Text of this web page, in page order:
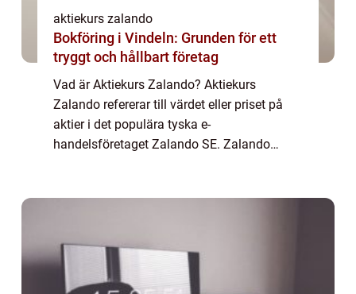
aktiekurs zalando
Bokföring i Vindeln: Grunden för ett
tryggt och hållbart företag
Vad är Aktiekurs Zalando? Aktiekurs
Zalando refererar till värdet eller priset på
aktier i det populära tyska e-
handelsföretaget Zalando SE. Zalando